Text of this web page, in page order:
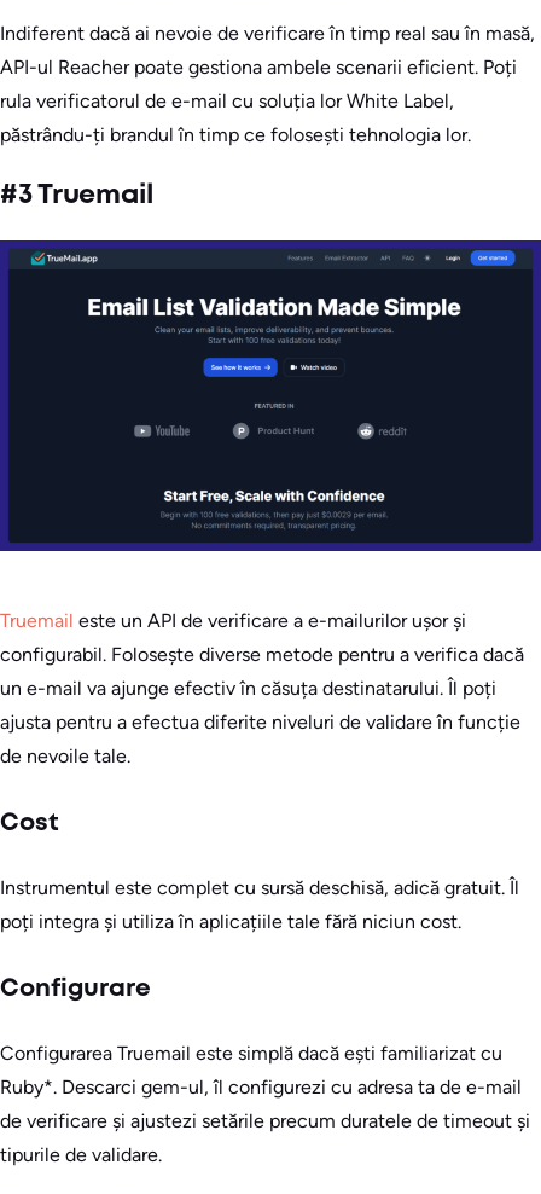
Indiferent dacă ai nevoie de verificare în timp real sau în masă,
API-ul Reacher poate gestiona ambele scenarii eficient. Poți
rula verificatorul de e-mail cu soluția lor White Label,
păstrându-ți brandul în timp ce folosești tehnologia lor.
#3 Truemail
Truemail este un API de verificare a e-mailurilor ușor și
configurabil. Folosește diverse metode pentru a verifica dacă
un e-mail va ajunge efectiv în căsuța destinatarului. Îl poți
ajusta pentru a efectua diferite niveluri de validare în funcție
de nevoile tale.
Cost
Instrumentul este complet cu sursă deschisă, adică gratuit. Îl
poți integra și utiliza în aplicațiile tale fără niciun cost.
Configurare
Configurarea Truemail este simplă dacă ești familiarizat cu
Ruby*. Descarci gem-ul, îl configurezi cu adresa ta de e-mail
de verificare și ajustezi setările precum duratele de timeout și
tipurile de validare.